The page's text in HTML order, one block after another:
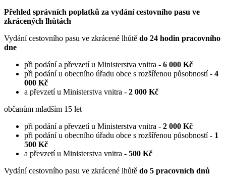
Přehled správních poplatků za vydání cestovního pasu ve
zkrácených lhůtách
Vydání cestovního pasu ve zkrácené lhůtě do 24 hodin pracovního
dne
při podání a převzetí u Ministerstva vnitra - 6 000 Kč
při podání u obecního úřadu obce s rozšířenou působností - 4
000 Kč
a převzetí u Ministerstva vnitra - 2 000 Kč
občanům mladším 15 let
při podání a převzetí u Ministerstva vnitra - 2 000 Kč
při podání u obecního úřadu obce s rozšířenou působností - 1
500 Kč
a převzetí u Ministerstva vnitra - 500 Kč
Vydání cestovního pasu ve zkrácené lhůtě do 5 pracovních dnů